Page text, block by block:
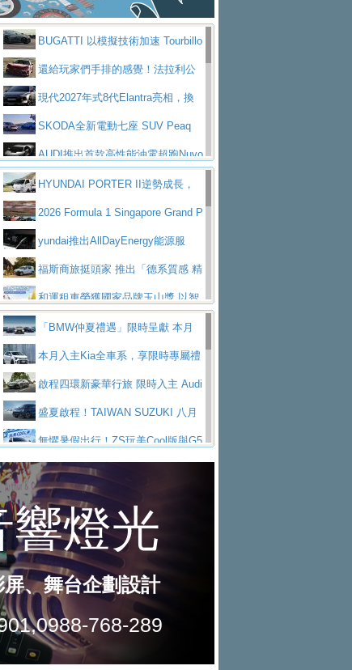
不是對手正宗年鑑2025年全球自動車年鑑1月
下旬問世！2024第六屆ISUZU運轉職人挑戰賽
首度前進南台灣熱烈開戰
豪華電能休旅新星 Audi Q4 Sportba
ck 55 e-tron S lineScania Taiwan 逆風而行，加深力
道投資布局
代CX-5全方位進化提前亮相並展開預售94.9
萬起
馬自達公布 2027 年式 MX-5 更
新，新增 Yakudo 特別版
Skoda Peaq 發表全新電動動力系
統 最長續航逾 640 公里、支援雙向供電
BMW M2 首度導入 xDrive 四驅，
美國與瑞士需求成關鍵推手
The all-new T-Roc 魅力 自成焦點
Maserati GT2 Stradale「Tribute to
MC12」全球首度亮相
迎接 RANGE ROVER 品牌家族第
五位成員 全新 RANGE ROVER GT 預告登
場
造型華麗時尚、科技座艙再進化，P
eugeot 208小改款發表上市94.8萬起
突然滿天都是小星星！ 台灣賓士突
襲式宣告全新 GLB 第四季上市即日起接單1
98萬起
台灣僅此一台 ! ROYAL ENFIELD
SHOTGUN 650 x ROUGH CRAFTS 限量特
仕版29日開放搶購
BUGATTI 以模擬技術加速 Tourbillo
n 動態開發還給玩家們手排的感覺！法拉利公
布12Cilidri Manaule手排超跑產品細節
現代2027年式8代Elantra亮相，換
裝更銳利的造型、更先進的資訊娛樂系統及
更高效的動力
SKODA全新電動七座 SUV Peaq
問世，擁有品牌史上最寬敞且豪華的座艙
AUDI推出首款高性能油電超跑Nuvo
lari，0到100公里加速2.6秒、極速350公里
／小時
百年三叉戟傳奇再啟程 Maserati 重
返 1000 Miglia 傳承競速榮耀
法拉利首款純電跑車Luce亮相，最
大馬力超過1000匹並具備530公里最大續航
里程
小車大空間、座艙科技更先進，SK
ODA發表全新純電跨界休旅Eipq祭平民化車
價89萬起
賓士AMG.EA專屬平台首作，Merc
edes-AMG 全新GT 4-Door Coupe全球首發
福斯推出首款GTI純電性能掀背ID.
Polo GTI，擁有226匹馬力和零百加速 6.8
秒的實力
Jaguar 公布四門 GT車款正式車名
為JAGUAR TYPE 01
終於跟上進度，LEXUS發表首款三
排六座純電旗艦休旅 TZ
有錢也買不到的Golf R！福斯打造
全新Golf R 24h賽車將挑戰紐柏林24小時耐
久賽
SKODA公布全新小型純電跨界休旅
Epiq內裝設計，預計5月19日全球首發
福斯全新 ID. Polo 起跳價約台幣94
萬，續航里程可達到455公里附氣動式按摩
座椅
福斯宣布Golf與T-Roc推出Full Hybri
d全油電複合動力車型，預計於今年第四季
上市
KIA米蘭設計周展出Vision Meta Tu
rismo概念車並公布所有相關資訊，未來將
是命名為EV8
BMW 旗艦房車7系列中期改款，外
觀煥然一新、內裝科技與電動車續航里程大
幅升級
借「東風」之力，HONDA推出中國
製造日本重新貼牌全新4代Insight純電動休
旅
現代汽車發表全新電動跨界休旅Ioni
q 3，科幻風格的造型具備335公里最大續航
里程
HYUNDAI PORTER II逆勢成長，
勇奪中型貨車銷售冠軍
2026 Formula 1 Singapore Grand P
rix 新加坡大獎賽 Audi 極速之旅開放報名
yundai推出AllDayEnergy能源服
務 讓電動車化身行動儲能系統
福斯商旅挺頭家 推出「德系質感 精
算圓夢」專案和運租車榮獲國家品牌玉山獎 以智
慧移動與綠能創新父親節霸氣獻禮！PGO 威力125 最
低入手價 $60,900 起 省油ｘ安全ｘ大空間
陪爸爸輕鬆
Toyota歐洲純電車銷量翻倍 2026
上半年成長113％
NISSAN X-TRAIL 上市首月銷量
躋身同級前3名Subaru推動燃油、油電與純電車混
線生產 以彈性製造應對市場變化
XFORCE攜手臺南祀典大天后宮 試
乘就送限量「幸福駕到」過爐御守
Volvo Trucks 承諾成為高科技供應
鏈的可靠夥伴格上租車暑期享8% LINE POINTS
回饋 再抽黑鑰匙尊榮禮遇
匠心淬鍊展現世代躍進 ALL-NEW
MAZDA CX-5 延長保固禮遇限時實施
魅力 自成焦點 胡宇威擔任 The all-
new T-Roc 品牌大使 攜手Volkswagen展現
不被定義的
Skoda Motorsport 125 週年 全台 R
S Roadshow 熱血啟動
Nissan力拚縮短新車開發週期 導
入AI、借鏡中國車廠求生
全台最速充電樁降臨桃園！ 華城電
能首座640kW極速充電站正式啟用
BMW iX3投產9個月突破5萬輛 匈
「BMW仲夏禮遇」限時呈獻 本月
入主即享尊榮豪華五星假期 多元優購方案
同步實施
本月入主Kia全車系，享限時專屬禮
遇 啟程四環新豪華行旅 限時入主 Audi
A6 旗艦陣容 低月付5,888元起及3 年乙式險
購置金
盛夏啟程！TAIWAN SUZUKI 八月
禮遇全面升級無懼暑假出行！ZS玩美Cool版與G5
0 PLUS酷涼特仕版升級通風座椅
Ford天外飛來禮 Territory旗艦響宴
三件組 再享0利率 入主再抽美國雙人來回機
票
Forester油電版上市週年保固升級
父親節再享SUBARU爸氣豪禮
PEUGEOT、CITROEN「EN ROU
TE！La Vie en Route｜法式日常，即刻啟
程」 全車系享 5 年
全能ZS翻玩新視界！全新27年式換
裝曜黑風格套件 含舊換新60萬內輕鬆入手
暑假購車趁現在！ PGO 全車系一
日限定賞車會 指定車款送3,000元加油卡
特斯拉掀充電價格戰 EVOASIS推
訂閱制假日最低5.25元會員優惠
Honda Motorcycle攜手築間餐飲集
團「燒肉Smile」跨界合作
出國、國旅都能用！iRent前進桃園